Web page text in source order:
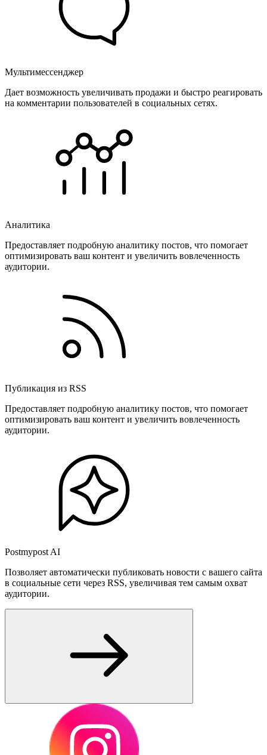
Мультимессенджер
Дает возможность увеличивать продажи и быстро реагировать
на комментарии пользователей в социальных сетях.
Аналитика
Предоставляет подробную аналитику постов, что помогает
оптимизировать ваш контент и увеличить вовлеченность
аудитории.
Публикация из RSS
Предоставляет подробную аналитику постов, что помогает
оптимизировать ваш контент и увеличить вовлеченность
аудитории.
Postmypost AI
Позволяет автоматически публиковать новости с вашего сайта
в социальные сети через RSS, увеличивая тем самым охват
аудитории.